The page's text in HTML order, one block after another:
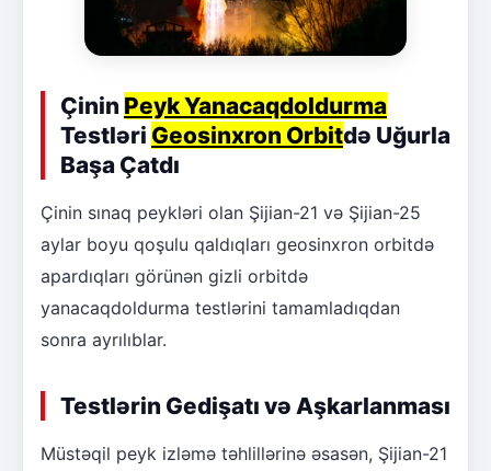
Çinin Peyk Yanacaqdoldurma
Testləri Geosinxron Orbitdə Uğurla
Başa Çatdı
Çinin sınaq peykləri olan Şijian-21 və Şijian-25
aylar boyu qoşulu qaldıqları geosinxron orbitdə
apardıqları görünən gizli orbitdə
yanacaqdoldurma testlərini tamamladıqdan
sonra ayrılıblar.
Testlərin Gedişatı və Aşkarlanması
Müstəqil peyk izləmə təhlillərinə əsasən, Şijian-21